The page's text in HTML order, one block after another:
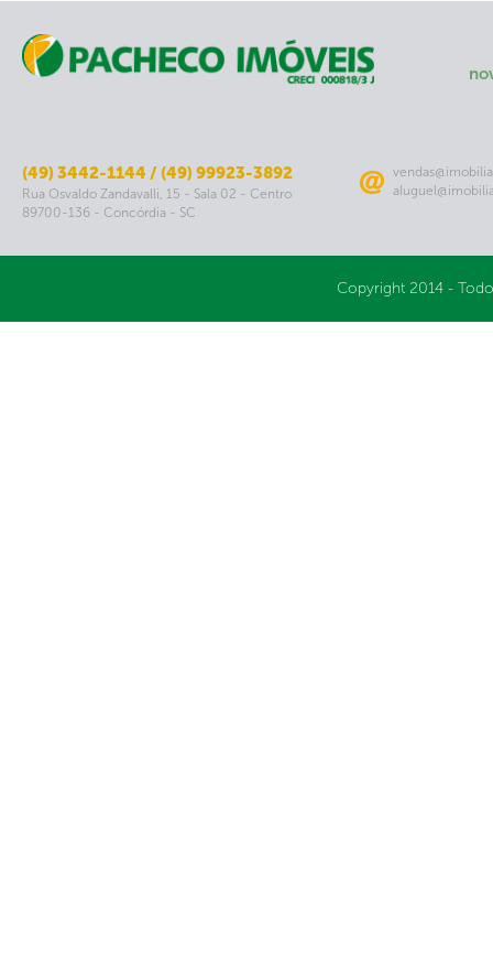
(49) 3442-1144 / (49) 99923-3892
Rua Osvaldo Zandavalli, 15 - Sala 02 - Centro
89700-136 - Concórdia - SC
Copyright 2014 -